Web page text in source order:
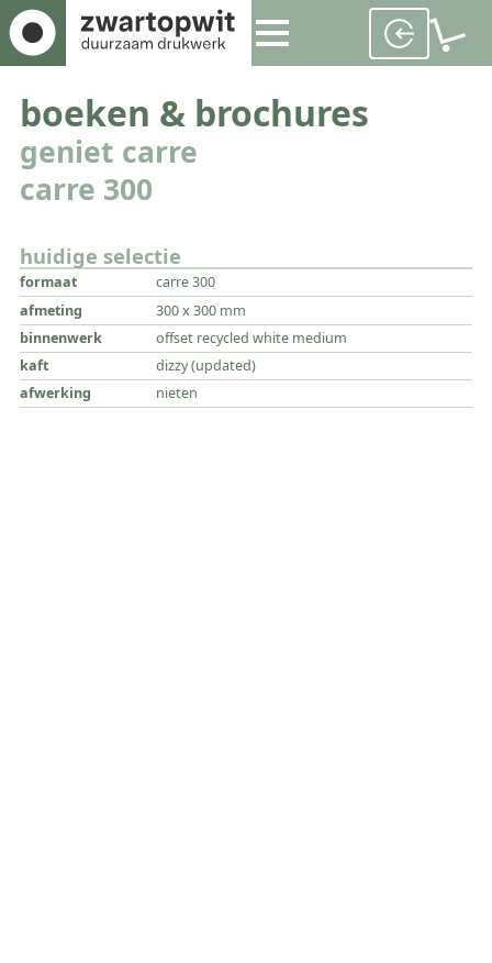
boeken & brochures
geniet carre
carre 300
huidige selectie
formaat
carre 300
afmeting
300 x 300 mm
binnenwerk
offset recycled white medium
kaft
dizzy (updated)
afwerking
nieten